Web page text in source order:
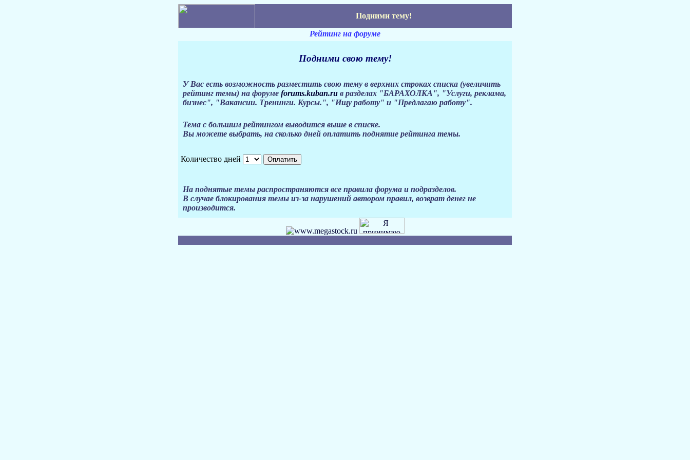
Подними тему!
Рейтинг на форуме
Подними свою тему!
У Вас есть возможность разместить свою тему в верхних строках списка (увеличить
рейтинг темы) на форуме forums.kuban.ru в разделах "БАРАХОЛКА", "Услуги, реклама,
бизнес", "Вакансии. Тренинги. Курсы.", "Ищу работу" и "Предлагаю работу".
Тема с большим рейтингом выводится выше в списке.
Вы можете выбрать, на сколько дней оплатить поднятие рейтинга темы.
Количество дней
На поднятые темы распространяются все правила форума и подразделов.
В случае блокирования темы из-за нарушений автором правил, возврат денег не
производится.